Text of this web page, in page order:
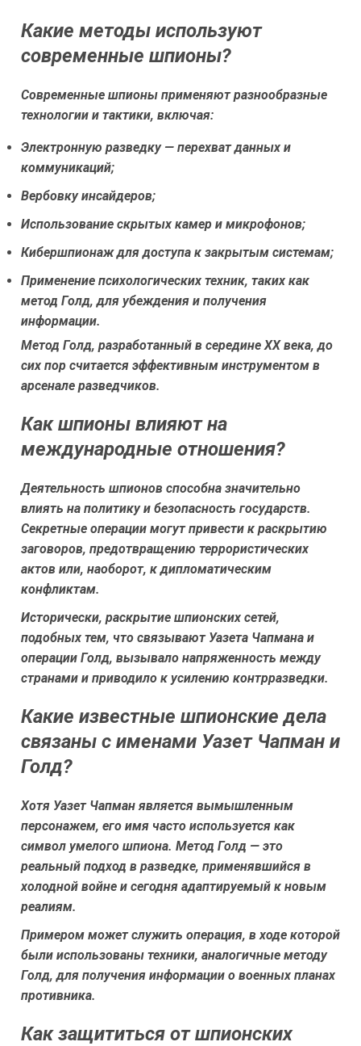
Какие методы используют
современные шпионы?
Современные шпионы применяют разнообразные
технологии и тактики, включая:
Электронную разведку — перехват данных и
коммуникаций;
Вербовку инсайдеров;
Использование скрытых камер и микрофонов;
Кибершпионаж для доступа к закрытым системам;
Применение психологических техник, таких как
метод Голд, для убеждения и получения
информации.
Метод Голд, разработанный в середине XX века, до
сих пор считается эффективным инструментом в
арсенале разведчиков.
Как шпионы влияют на
международные отношения?
Деятельность шпионов способна значительно
влиять на политику и безопасность государств.
Секретные операции могут привести к раскрытию
заговоров, предотвращению террористических
актов или, наоборот, к дипломатическим
конфликтам.
Исторически, раскрытие шпионских сетей,
подобных тем, что связывают Уазета Чапмана и
операции Голд, вызывало напряженность между
странами и приводило к усилению контрразведки.
Какие известные шпионские дела
связаны с именами Уазет Чапман и
Голд?
Хотя Уазет Чапман является вымышленным
персонажем, его имя часто используется как
символ умелого шпиона. Метод Голд — это
реальный подход в разведке, применявшийся в
холодной войне и сегодня адаптируемый к новым
реалиям.
Примером может служить операция, в ходе которой
были использованы техники, аналогичные методу
Голд, для получения информации о военных планах
противника.
Как защититься от шпионских